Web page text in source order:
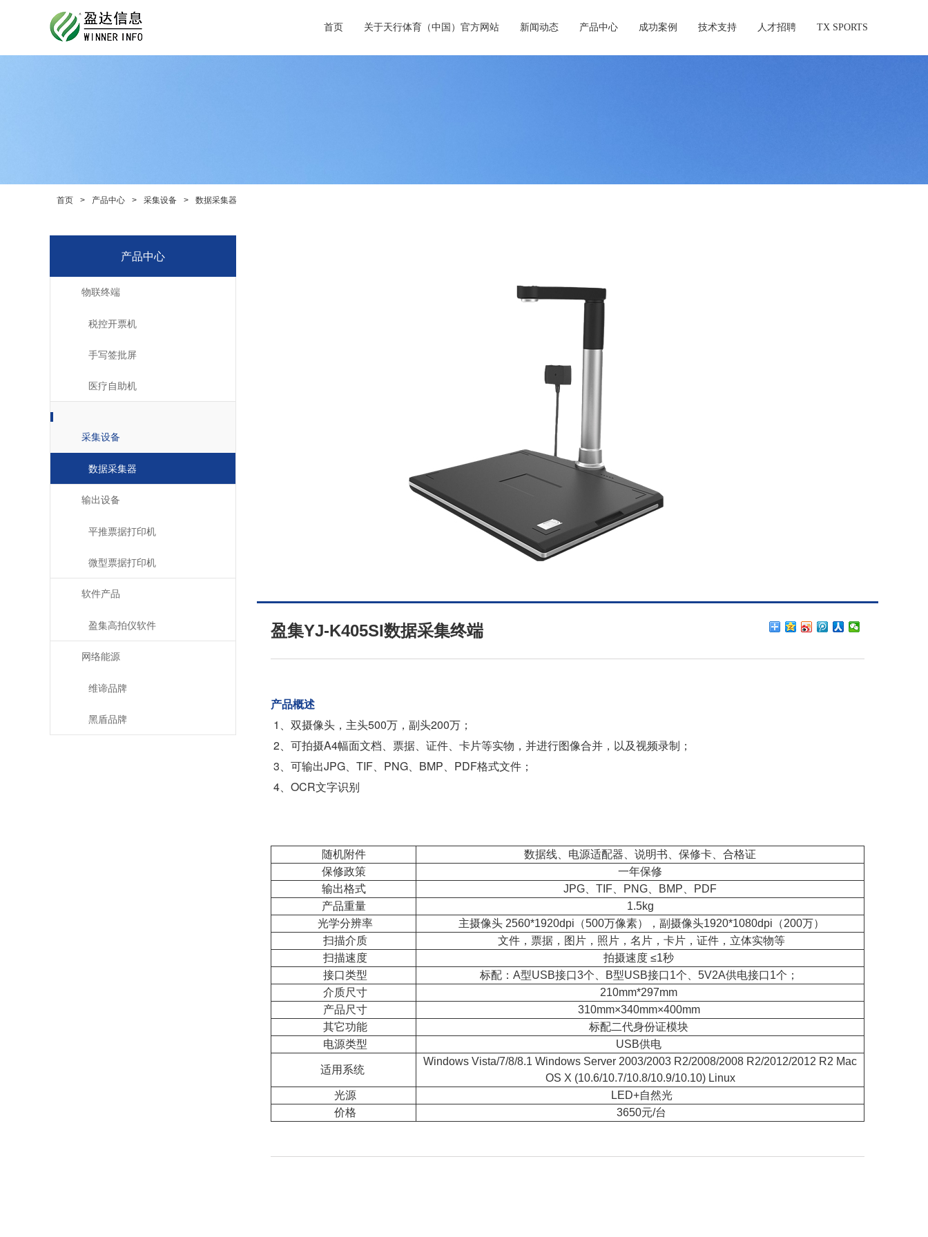
首页 关于天行体育（中国）官方网站 新闻动态 产品中心 成功案例 技术支持 人才招聘 TX SPORTS
首页 > 产品中心 > 采集设备 > 数据采集器
产品中心
物联终端
税控开票机
手写签批屏
医疗自助机
采集设备
数据采集器
输出设备
平推票据打印机
微型票据打印机
软件产品
盈集高拍仪软件
网络能源
维谛品牌
黑盾品牌
盈集YJ-K405SI数据采集终端
产品概述
1、双摄像头，主头500万，副头200万；
2、可拍摄A4幅面文档、票据、证件、卡片等实物，并进行图像合并，以及视频录制；
3、可输出JPG、TIF、PNG、BMP、PDF格式文件；
4、OCR文字识别
随机附件
数据线、电源适配器、说明书、保修卡、合格证
保修政策
一年保修
输出格式
JPG、TIF、PNG、BMP、PDF
产品重量
1.5kg
光学分辨率
主摄像头 2560*1920dpi（500万像素），副摄像头1920*1080dpi（200万）
扫描介质
文件，票据，图片，照片，名片，卡片，证件，立体实物等
扫描速度
拍摄速度 ≤1秒
接口类型
标配：A型USB接口3个、B型USB接口1个、5V2A供电接口1个；
介质尺寸
210mm*297mm
产品尺寸
310mm×340mm×400mm
其它功能
标配二代身份证模块
电源类型
USB供电
适用系统
Windows Vista/7/8/8.1 Windows Server 2003/2003 R2/2008/2008 R2/2012/2012 R2 Mac
OS X (10.6/10.7/10.8/10.9/10.10) Linux
光源
LED+自然光
价格
3650元/台